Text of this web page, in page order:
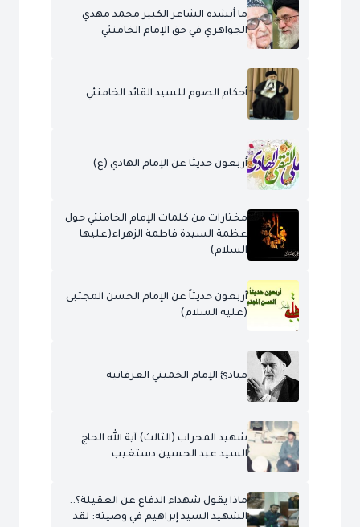
ما أنشده الشاعر الكبير محمد مهدي
الجواهري في حق الإمام الخامنئي
أحكام الصوم للسيد القائد الخامنئي
أربعون حديثا عن الإمام الهادي (ع)
مختارات من كلمات الإمام الخامنئي حول
عظمة السيدة فاطمة الزهراء(عليها
السلام)
أربعون حديثاً عن الإمام الحسن المجتبى
(عليه السلام)
مبادئ الإمام الخميني العرفانية
شهيد المحراب (الثالث) آية الله الحاج
السيد عبد الحسين دستغيب
ماذا يقول شهداء الدفاع عن العقيلة؟..
الشهيد السيد إبراهيم في وصيته: لقد